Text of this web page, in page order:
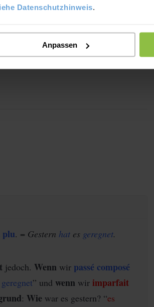
Datenschutzhinweis.
Anpassen
imparfait
plu. = Gestern hates geregnet.
jedoch. Wenn wir passé composé
” und wenn wir imparfait
: Wie war es gestern? “es